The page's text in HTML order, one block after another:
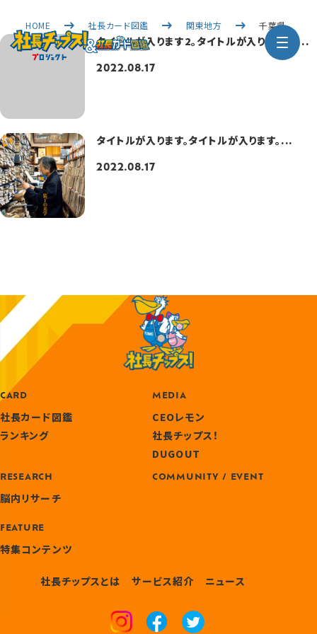
HOME 社長カード図鑑 関東地方 千葉県
タイトルが入ります2。タイトルが入ります2。...
2022.08.17
タイトルが入ります。タイトルが入ります。...
2022.08.17
CARD
社長カード図鑑
ランキング
MEDIA
CEOレモン
社長チップス！
DUGOUT
RESEARCH
脳内リサーチ
FEATURE
特集コンテンツ
COMMUNITY / EVENT
社長チップスとは サービス紹介 ニュース